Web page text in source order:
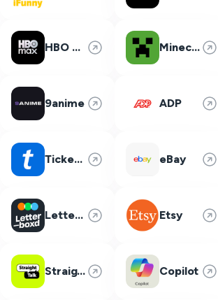
HBO Max Minecraft
9anime ADP
Ticketmaster eBay
Letterboxd Etsy
Straight Talk Copilot